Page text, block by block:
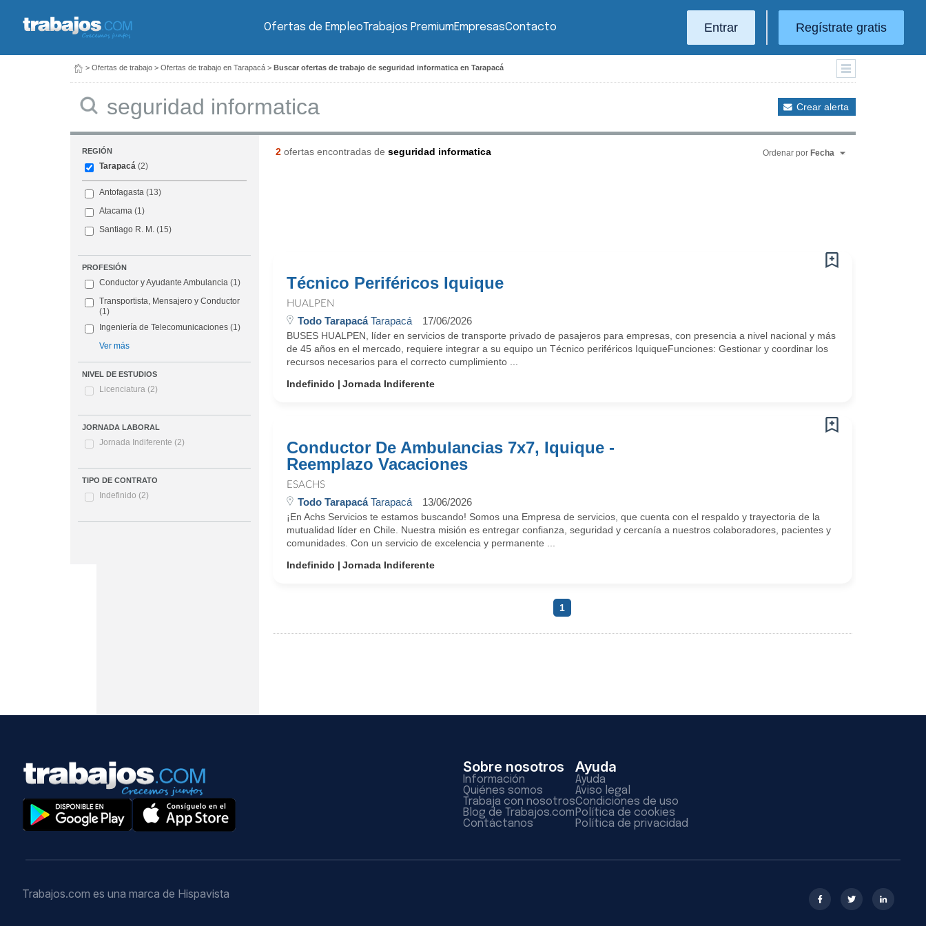
Ofertas de EmpleoTrabajos PremiumEmpresasContacto Entrar Regístrate gratis
> Ofertas de trabajo > Ofertas de trabajo en Tarapacá > Buscar ofertas de trabajo de seguridad informatica en Tarapacá
Crear alerta
REGIÓN
Tarapacá (2)
Antofagasta (13)
Atacama (1)
Santiago R. M. (15)
PROFESIÓN
Conductor y Ayudante Ambulancia (1)
Transportista, Mensajero y Conductor
(1)
Ingeniería de Telecomunicaciones (1)
Ver más
NIVEL DE ESTUDIOS
Licenciatura (2)
JORNADA LABORAL
Jornada Indiferente (2)
TIPO DE CONTRATO
Indefinido (2)
2ofertas encontradas de seguridad informatica Ordenar por Fecha
Técnico Periféricos Iquique
HUALPEN
Todo TarapacáTarapacá 17/06/2026
BUSES HUALPEN, líder en servicios de transporte privado de pasajeros para empresas, con presencia a nivel nacional y más
de 45 años en el mercado, requiere integrar a su equipo un Técnico periféricos IquiqueFunciones: Gestionar y coordinar los
recursos necesarios para el correcto cumplimiento ...
Indefinido
Jornada Indiferente
Conductor De Ambulancias 7x7, Iquique -
Reemplazo Vacaciones
ESACHS
Todo TarapacáTarapacá 13/06/2026
¡En Achs Servicios te estamos buscando! Somos una Empresa de servicios, que cuenta con el respaldo y trayectoria de la
mutualidad líder en Chile. Nuestra misión es entregar confianza, seguridad y cercanía a nuestros colaboradores, pacientes y
comunidades. Con un servicio de excelencia y permanente ...
Indefinido
Jornada Indiferente
1
Sobre nosotros
Información
Quiénes somos
Trabaja con nosotros
Blog de Trabajos.com
Contáctanos
Ayuda
Ayuda
Aviso legal
Condiciones de uso
Política de cookies
Política de privacidad
Trabajos.com es una marca de Hispavista